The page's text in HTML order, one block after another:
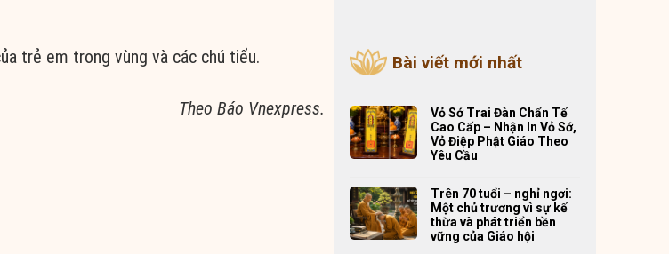
trẻ em trong vùng và các chú tiểu.
Theo Báo Vnexpress.
Bài viết mới nhất
Vỏ Sớ Trai Đàn Chẩn Tế
Cao Cấp – Nhận In Vỏ Sớ,
Vỏ Điệp Phật Giáo Theo
Yêu Cầu
Trên 70 tuổi – nghỉ ngơi:
Một chủ trương vì sự kế
thừa và phát triển bền
vững của Giáo hội